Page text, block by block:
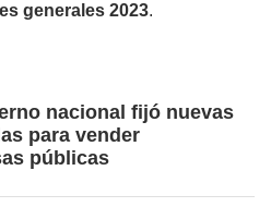
generales 2023.
nacional fijó nuevas
para vender
públicas